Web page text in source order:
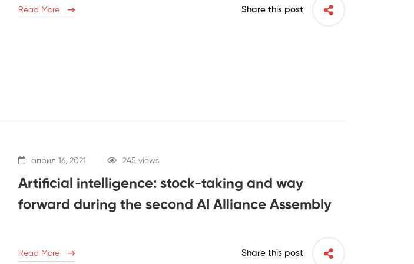
Read More Share this post
април 16, 2021 245 views
Artificial intelligence: stock-taking and way
forward during the second AI Alliance Assembly
Read More Share this post